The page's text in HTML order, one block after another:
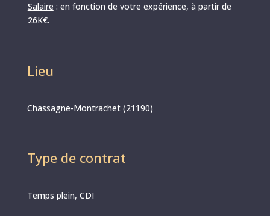
Salaire : en fonction de votre expérience, à partir de
26K€.
Lieu
Chassagne-Montrachet (21190)
Type de contrat
Temps plein, CDI